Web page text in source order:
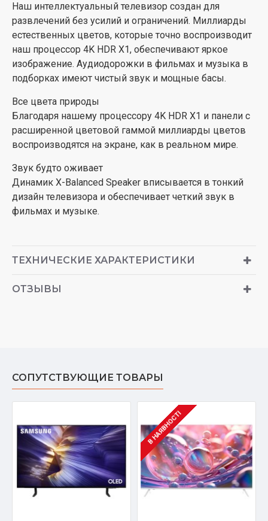
Наш интеллектуальный телевизор создан для
развлечений без усилий и ограничений. Миллиарды
естественных цветов, которые точно воспроизводит
наш процессор 4K HDR X1, обеспечивают яркое
изображение. Аудиодорожки в фильмах и музыка в
подборках имеют чистый звук и мощные басы.
Все цвета природы
Благодаря нашему процессору 4K HDR X1 и панели с
расширенной цветовой гаммой миллиарды цветов
воспроизводятся на экране, как в реальном мире.
Звук будто оживает
Динамик X-Balanced Speaker вписывается в тонкий
дизайн телевизора и обеспечивает четкий звук в
фильмах и музыке.
ТЕХНИЧЕСКИЕ ХАРАКТЕРИСТИКИ
ОТЗЫВЫ
СОПУТСТВУЮЩИЕ ТОВАРЫ
В НАЯВНОСТІ